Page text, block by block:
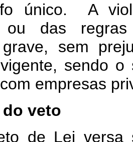
único. A
ou das
grave, sem
sendo
empresas
do veto
de Lei versa